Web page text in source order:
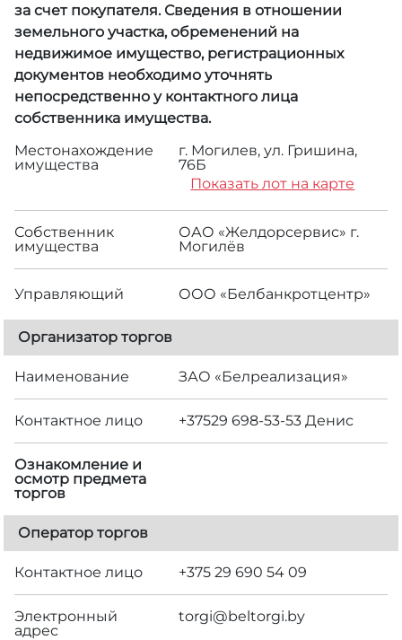
за счет покупателя. Сведения в отношении
земельного участка, обременений на
недвижимое имущество, регистрационных
документов необходимо уточнять
непосредственно у контактного лица
собственника имущества.
Местонахождение
имущества
г. Могилев, ул. Гришина,
76Б
Показать лот на карте
Собственник
имущества
ОАО «Желдорсервис» г.
Могилёв
Управляющий ООО «Белбанкротцентр»
Организатор торгов
Наименование ЗАО «Белреализация»
Контактное лицо +37529 698-53-53 Денис
Ознакомление и
осмотр предмета
торгов
Оператор торгов
Контактное лицо +375 29 690 54 09
Электронный
адрес
torgi@beltorgi.by